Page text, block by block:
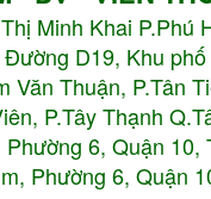
Minh Khai P.Phú
D19, Khu
Văn Thuận, P.Tân
P.Tây Thạnh
6, Quận 10,
Phường 6, Quận